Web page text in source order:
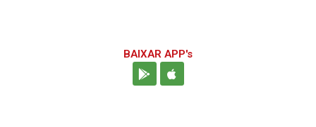
BAIXAR APP's